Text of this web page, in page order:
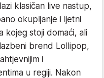
klasičan live nastup,
okupljanje i ljetni
kojeg stoji domaći, ali
brend Lollipop,
i
u regiji. Nakon